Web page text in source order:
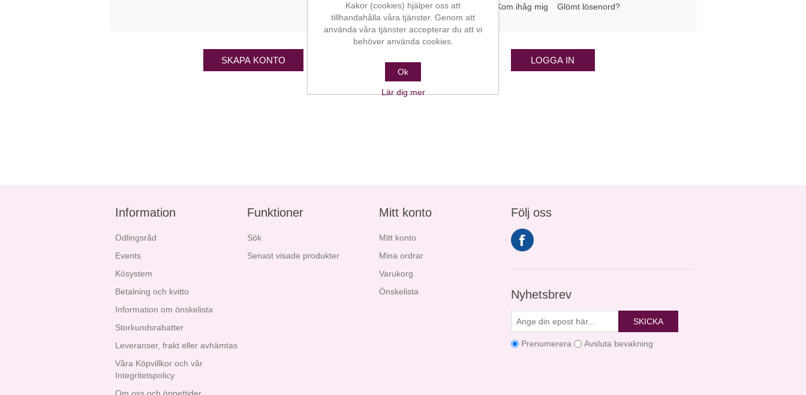
SKAPA KONTO
Kom ihåg mig Glömt lösenord?
LOGGA IN
Information
Odlingsråd
Events
Kösystem
Betalning och kvitto
Information om önskelista
Storkundsrabatter
Leveranser, frakt eller avhämtas
Våra Köpvillkor och vår
Integritetspolicy
Funktioner
Sök
Senast visade produkter
Mitt konto
Mitt konto
Mina ordrar
Varukorg
Önskelista
Följ oss
Nyhetsbrev
SKICKA
Prenumerera Avsluta bevakning
Kakor (cookies) hjälper oss att
tillhandahålla våra tjänster. Genom att
använda våra tjänster accepterar du att vi
behöver använda cookies.
Ok
Lär dig mer